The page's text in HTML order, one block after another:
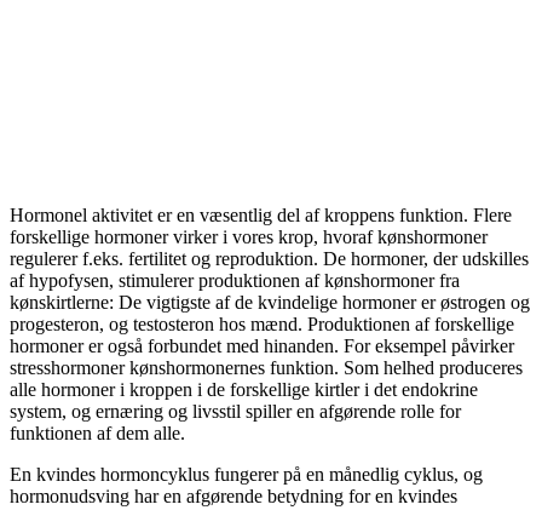
Hormonel aktivitet er en væsentlig del af kroppens funktion. Flere
forskellige hormoner virker i vores krop, hvoraf kønshormoner
regulerer f.eks. fertilitet og reproduktion. De hormoner, der udskilles
af hypofysen, stimulerer produktionen af ​​kønshormoner fra
kønskirtlerne: De vigtigste af de kvindelige hormoner er østrogen og
progesteron, og testosteron hos mænd. Produktionen af ​​forskellige
hormoner er også forbundet med hinanden. For eksempel påvirker
stresshormoner kønshormonernes funktion. Som helhed produceres
alle hormoner i kroppen i de forskellige kirtler i det endokrine
system, og ernæring og livsstil spiller en afgørende rolle for
funktionen af ​​dem alle.
En kvindes hormoncyklus fungerer på en månedlig cyklus, og
hormonudsving har en afgørende betydning for en kvindes